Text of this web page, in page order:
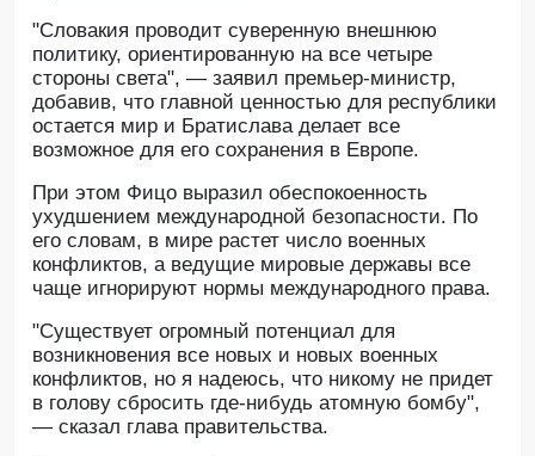
"Словакия проводит суверенную внешнюю
политику, ориентированную на все четыре
стороны света", — заявил премьер-министр,
добавив, что главной ценностью для республики
остается мир и Братислава делает все
возможное для его сохранения в Европе.
При этом Фицо выразил обеспокоенность
ухудшением международной безопасности. По
его словам, в мире растет число военных
конфликтов, а ведущие мировые державы все
чаще игнорируют нормы международного права.
"Существует огромный потенциал для
возникновения все новых и новых военных
конфликтов, но я надеюсь, что никому не придет
в голову сбросить где-нибудь атомную бомбу",
— сказал глава правительства.